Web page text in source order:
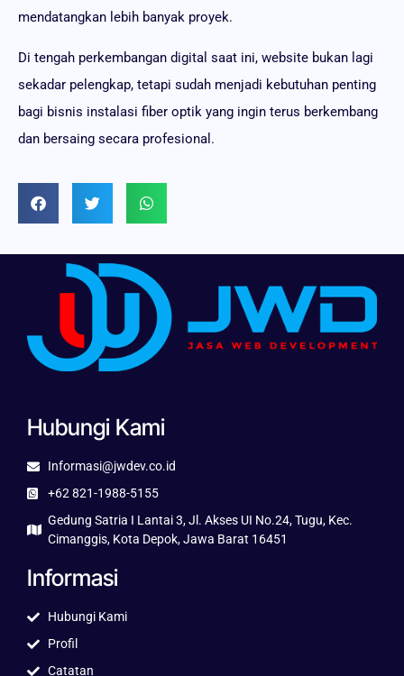
mendatangkan lebih banyak proyek.
Di tengah perkembangan digital saat ini, website bukan lagi
sekadar pelengkap, tetapi sudah menjadi kebutuhan penting
bagi bisnis instalasi fiber optik yang ingin terus berkembang
dan bersaing secara profesional.
Hubungi Kami
Informasi@jwdev.co.id
+62 821-1988-5155
Gedung Satria I Lantai 3, Jl. Akses UI No.24, Tugu, Kec.
Cimanggis, Kota Depok, Jawa Barat 16451
Informasi
Hubungi Kami
Profil
Catatan